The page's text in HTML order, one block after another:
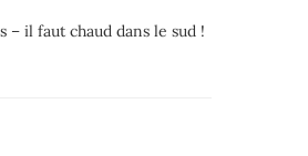
il faut chaud dans le sud !